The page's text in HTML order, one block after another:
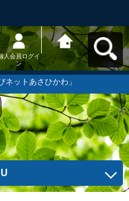
人会員ログイ
ン
旭川市生涯学習
ポータルサイト
「まなびネット
あさひかわ」へ
戻る
ットあさひかわ」